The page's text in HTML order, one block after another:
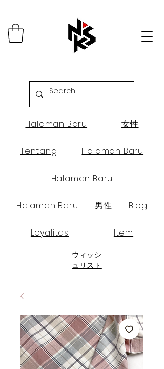
Halaman Baru 女性
Tentang Halaman Baru
Halaman Baru
Halaman Baru 男性 Blog
Loyalitas Item
ウィッシ
ュリスト